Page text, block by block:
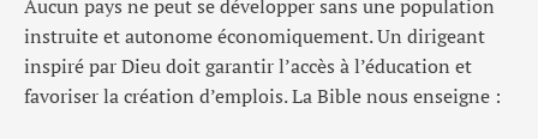
Aucun pays ne peut se développer sans une population
instruite et autonome économiquement. Un dirigeant
inspiré par Dieu doit garantir l’accès à l’éducation et
favoriser la création d’emplois. La Bible nous enseigne :